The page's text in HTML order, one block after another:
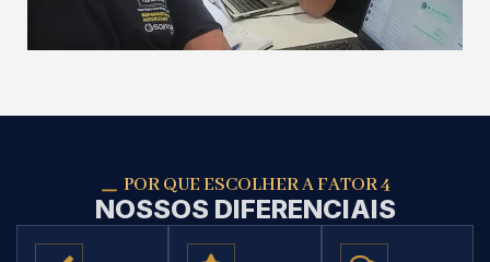
POR QUE ESCOLHER A FATOR 4
NOSSOS DIFERENCIAIS